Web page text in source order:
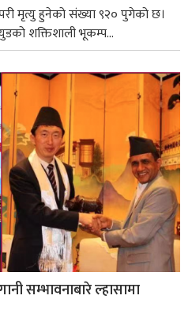
मृत्यु हुनेको संख्या ९२० पुगेको छ।
शक्तिशाली भूकम्प...
सम्भावनाबारे ल्हासामा